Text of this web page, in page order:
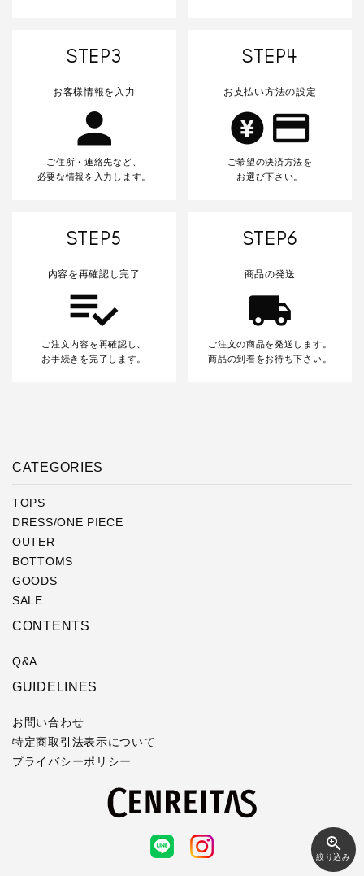
zoom_in
絞り込み
STEP3
お客様情報を入力
ご住所・連絡先など、
必要な情報を入力します。
STEP4
お支払い方法の設定
ご希望の決済方法を
お選び下さい。
STEP5
内容を再確認し完了
ご注文内容を再確認し、
お手続きを完了します。
STEP6
商品の発送
ご注文の商品を発送します。
商品の到着をお待ち下さい。
CATEGORIES
TOPS
DRESS/ONE PIECE
OUTER
BOTTOMS
GOODS
SALE
CONTENTS
Q&A
GUIDELINES
お問い合わせ
特定商取引法表示について
プライバシーポリシー